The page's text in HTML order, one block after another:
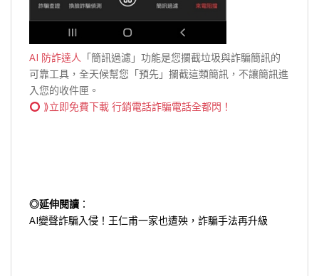
AI 防詐達人 「簡訊過濾」功能是您攔截垃圾與詐騙簡訊的
可靠工具，全天候幫您「預先」攔截這類簡訊，不讓簡訊進
入您的收件匣。
⟫立即免費下載 行銷電話詐騙電話全都閃！
◎延伸閱讀 ：
AI變聲詐騙入侵！王仁甫一家也遭殃，詐騙手法再升級